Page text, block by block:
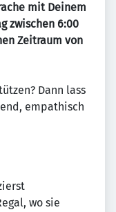
mit Deinem
zwischen 6:00
Zeitraum von
Dann lass
empathisch
wo sie